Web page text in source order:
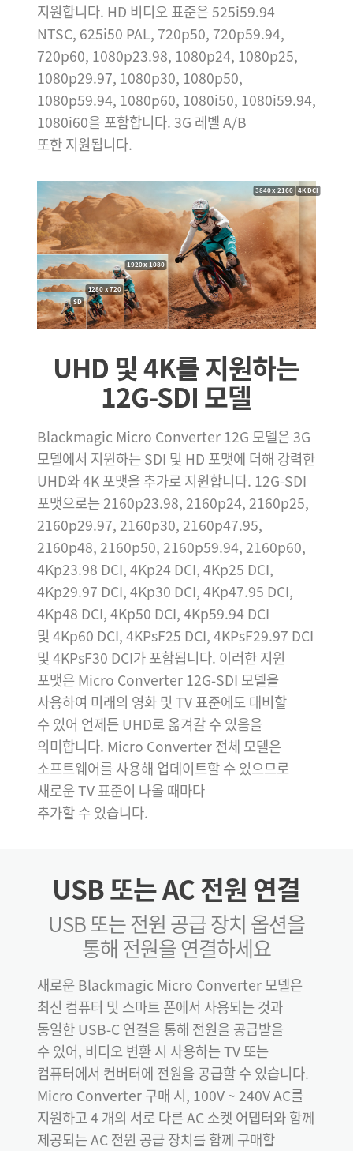
지원합니다. HD 비디오 표준은 525i59.94
NTSC, 625i50 PAL, 720p50, 720p59.94,
720p60, 1080p23.98, 1080p24, 1080p25,
1080p29.97, 1080p30, 1080p50,
1080p59.94, 1080p60, 1080i50, 1080i59.94,
1080i60을 포함합니다. 3G 레벨 A/B
또한 지원됩니다.
SD
1280 x 720
1920 x 1080
3840 x 2160 4K DCI
UHD 및 4K를지원하는
12G‑SDI 모델
Blackmagic Micro Converter 12G 모델은 3G
모델에서 지원하는 SDI 및 HD 포맷에 더해 강력한
UHD와 4K 포맷을 추가로 지원합니다. 12G-SDI
포맷으로는 2160p23.98, 2160p24, 2160p25,
2160p29.97, 2160p30, 2160p47.95,
2160p48, 2160p50, 2160p59.94, 2160p60,
4Kp23.98 DCI, 4Kp24 DCI, 4Kp25 DCI,
4Kp29.97 DCI, 4Kp30 DCI, 4Kp47.95 DCI,
4Kp48 DCI, 4Kp50 DCI, 4Kp59.94 DCI
및 4Kp60 DCI, 4KPsF25 DCI, 4KPsF29.97 DCI
및 4KPsF30 DCI가 포함됩니다. 이러한 지원
포맷은 Micro Converter 12G-SDI 모델을
사용하여 미래의 영화 및 TV 표준에도 대비할
수 있어 언제든 UHD로 옮겨갈 수 있음을
의미합니다. Micro Converter 전체 모델은
소프트웨어를 사용해 업데이트할 수 있으므로
새로운 TV 표준이 나올 때마다
추가할 수 있습니다.
USB 또는AC 전원 연결
USB 또는 전원 공급 장치 옵션을
통해 전원을 연결하세요
새로운 Blackmagic Micro Converter 모델은
최신 컴퓨터 및 스마트 폰에서 사용되는 것과
동일한 USB-C 연결을 통해 전원을 공급받을
수 있어, 비디오 변환 시 사용하는 TV 또는
컴퓨터에서 컨버터에 전원을 공급할 수 있습니다.
Micro Converter 구매 시, 100V ~ 240V AC를
지원하고 4 개의 서로 다른 AC 소켓 어댑터와 함께
제공되는 AC 전원 공급 장치를 함께 구매할